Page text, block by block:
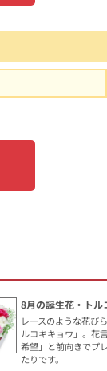
8月の誕生花・トル
レースのような花び
ルコキキョウ」。花
希望」と前向きでプ
たりです。